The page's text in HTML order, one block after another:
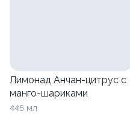
Лимонад Анчан-цитрус с
манго-шариками
445 мл